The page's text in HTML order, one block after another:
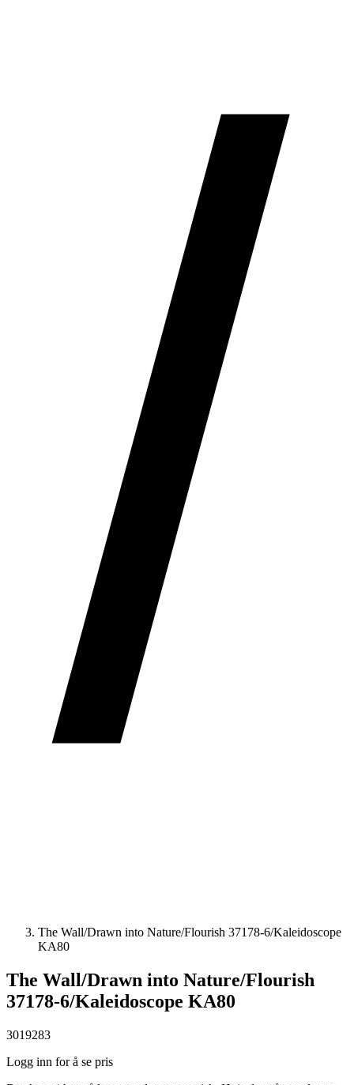
The Wall/Drawn into Nature/Flourish 37178-6/Kaleidoscope
KA80
The Wall/Drawn into Nature/Flourish
37178-6/Kaleidoscope KA80
3019283
Logg inn for å se pris